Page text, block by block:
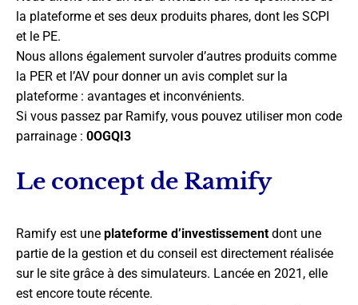
la plateforme et ses deux produits phares, dont les SCPI
et le PE.
Nous allons également survoler d’autres produits comme
la PER et l’AV pour donner un avis complet sur la
plateforme : avantages et inconvénients.
Si vous passez par Ramify, vous pouvez utiliser mon code
parrainage : 0OGQI3
Le concept de Ramify
Ramify est une plateforme d’investissement dont une
partie de la gestion et du conseil est directement réalisée
sur le site grâce à des simulateurs. Lancée en 2021, elle
est encore toute récente.